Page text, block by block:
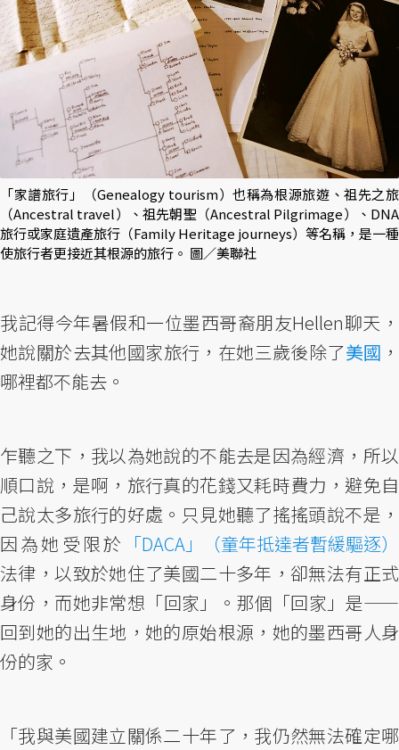
「家譜旅行」（Genealogy tourism）也稱為根源旅遊、祖先之旅
（Ancestral travel）、祖先朝聖（Ancestral Pilgrimage）、DNA
旅行或家庭遺產旅行（Family Heritage journeys）等名稱，是一種
使旅行者更接近其根源的旅行。 圖／美聯社
我記得今年暑假和一位墨西哥裔朋友Hellen聊天，
她說關於去其他國家旅行，在她三歲後除了美國 ，
哪裡都不能去。
乍聽之下，我以為她說的不能去是因為經濟，所以
順口說，是啊，旅行真的花錢又耗時費力，避免自
己說太多旅行的好處。只見她聽了搖搖頭說不是，
因為她受限於 「DACA」（童年抵達者暫緩驅逐）
法律，以致於她住了美國二十多年，卻無法有正式
身份，而她非常想「回家」。那個「回家」是——
回到她的出生地，她的原始根源，她的墨西哥人身
份的家。
「我與美國建立關係二十年了，我仍然無法確定哪